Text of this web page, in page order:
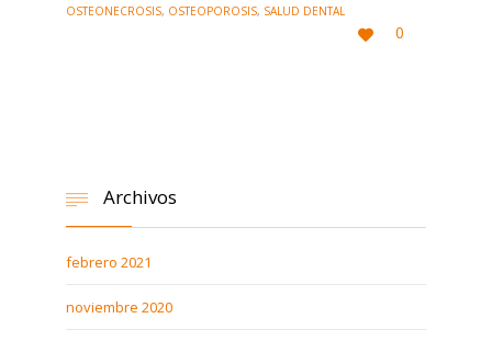
OSTEONECROSIS, OSTEOPOROSIS, SALUD DENTAL
 LOVE
IT
0
 Archivos
febrero 2021
noviembre 2020